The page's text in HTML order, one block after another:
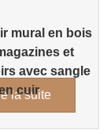
mural en bois
et
avec sangle
cuir
la suite